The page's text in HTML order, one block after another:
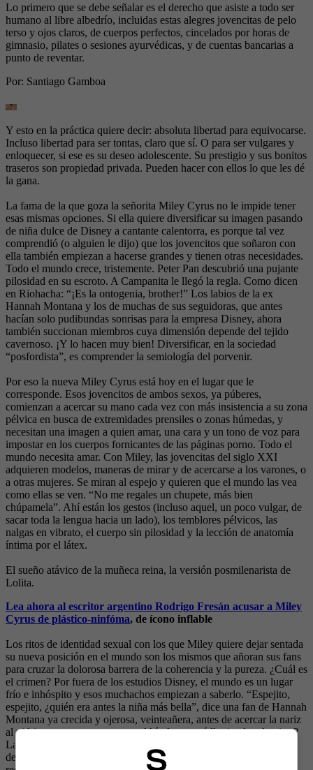
Lo primero que se debe señalar es el derecho que asiste a todo ser
humano al libre albedrío, incluidas estas alegres jovencitas de pelo
terso y ojos claros, de cuerpos perfectos, cincelados por horas de
gimnasio, pilates o sesiones ayurvédicas, y de cuentas bancarias a
punto de reventar.
Por: Santiago Gamboa
Y esto en la práctica quiere decir: absoluta libertad para equivocarse.
Incluso libertad para ser tontas, claro que sí. O para ser vulgares y
enloquecer, si ese es su deseo adolescente. Su prestigio y sus bonitos
traseros son propiedad privada. Pueden hacer con ellos lo que les dé
la gana.
La fama de la que goza la señorita Miley Cyrus no le impide tener
esas mismas opciones. Si ella quiere diversificar su imagen pasando
de niña dulce de Disney a cantante calentorra, es porque tal vez
comprendió (o alguien le dijo) que los jovencitos que soñaron con
ella también empiezan a hacerse grandes y tienen otras necesidades.
Todo el mundo crece, tristemente. Peter Pan descubrió una pujante
pilosidad en su escroto. A Campanita le llegó la regla. Como dicen
en Riohacha: “¡Es la ontogenia, brother!” Los labios de la ex
Hannah Montana y los de muchas de sus seguidoras, que antes
hacían solo pudibundas sonrisas para la empresa Disney, ahora
también succionan miembros cuya dimensión depende del tejido
cavernoso. ¡Y lo hacen muy bien! Diversificar, en la sociedad
“posfordista”, es comprender la semiología del porvenir.
Por eso la nueva Miley Cyrus está hoy en el lugar que le
corresponde. Esos jovencitos de ambos sexos, ya púberes,
comienzan a acercar su mano cada vez con más insistencia a su zona
pélvica en busca de extremidades prensiles o zonas húmedas, y
necesitan una imagen a quien amar, una cara y un tono de voz para
impostar en los cuerpos fornicantes de las páginas porno. Todo el
mundo necesita amar. Con Miley, las jovencitas del siglo XXI
adquieren modelos, maneras de mirar y de acercarse a los varones, o
a otras mujeres. Se miran al espejo y quieren que el mundo las vea
como ellas se ven. “No me regales un chupete, más bien
chúpamela”. Ahí están los gestos (incluso aquel, un poco vulgar, de
sacar toda la lengua hacia un lado), los temblores pélvicos, las
nalgas en vibrato, el cuerpo sin pilosidad y la lección de anatomía
íntima por el látex.
El sueño atávico de la muñeca reina, la versión posmilenarista de
Lolita.
Lea ahora al escritor argentino Rodrigo Fresán acusar a Miley
Cyrus de plástico-ninfóma, de ícono inflable
Los ritos de identidad sexual con los que Miley quiere dejar sentada
su nueva posición en el mundo son los mismos que añoran sus fans
para cruzar la dolorosa barrera de la coherencia y la pureza. ¿Cuál es
el crimen? Por fuera de los estudios Disney, el mundo es un lugar
frío e inhóspito y esos muchachos empiezan a saberlo. “Espejito,
espejito, ¿quién era antes la niña más bella”, dice una fan de Hannah
Montana ya crecida y ojerosa, veinteañera, antes de acercar la nariz
al vidrio para meterse un pase. Ahí afuera está lloviendo, ¿lo viste?
La intemperie comenzó y ya nunca va a terminar. No se puede
devolver al genio dentro de la botella. Por eso cuando Miley se